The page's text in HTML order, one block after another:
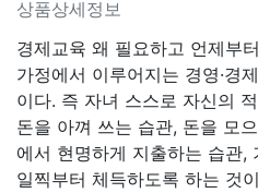
상품상세정보
경제교육 왜 필요하고 언제부
가정에서 이루어지는 경영·경
이다. 즉 자녀 스스로 자신의
돈을 아껴 쓰는 습관, 돈을 모
에서 현명하게 지출하는 습관,
일찍부터 체득하도록 하는 것